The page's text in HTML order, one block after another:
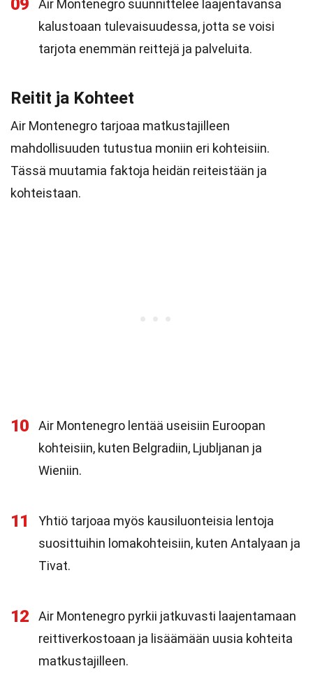
09
Air Montenegro suunnittelee laajentavansa
kalustoaan tulevaisuudessa, jotta se voisi
tarjota enemmän reittejä ja palveluita.
Reitit ja Kohteet
Air Montenegro tarjoaa matkustajilleen
mahdollisuuden tutustua moniin eri kohteisiin.
Tässä muutamia faktoja heidän reiteistään ja
kohteistaan.
10
Air Montenegro lentää useisiin Euroopan
kohteisiin, kuten Belgradiin, Ljubljanan ja
Wieniin.
11
Yhtiö tarjoaa myös kausiluonteisia lentoja
suosittuihin lomakohteisiin, kuten Antalyaan ja
Tivat.
12
Air Montenegro pyrkii jatkuvasti laajentamaan
reittiverkostoaan ja lisäämään uusia kohteita
matkustajilleen.